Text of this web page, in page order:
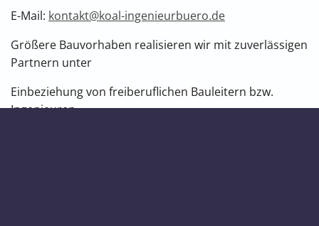
E-Mail: kontakt@koal-ingenieurbuero.de
Größere Bauvorhaben realisieren wir mit zuverlässigen
Partnern unter
Einbeziehung von freiberuflichen Bauleitern bzw.
Ingenieuren.